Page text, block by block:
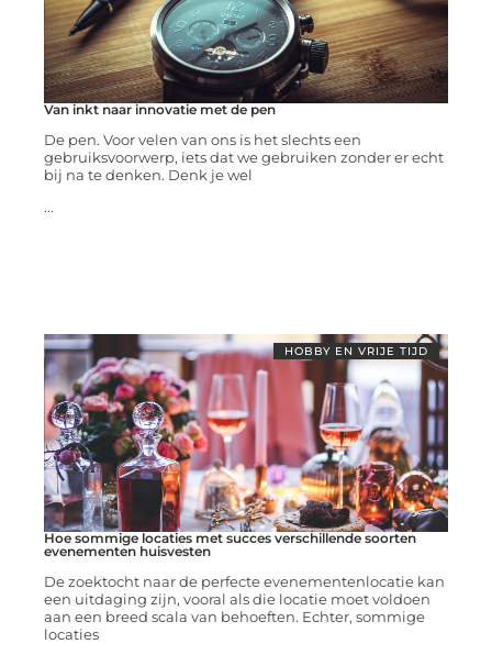
Van inkt naar innovatie met de pen
De pen. Voor velen van ons is het slechts een
gebruiksvoorwerp, iets dat we gebruiken zonder er echt
bij na te denken. Denk je wel
...
HOBBY EN VRIJE TIJD
Hoe sommige locaties met succes verschillende soorten
evenementen huisvesten
De zoektocht naar de perfecte evenementenlocatie kan
een uitdaging zijn, vooral als die locatie moet voldoen
aan een breed scala van behoeften. Echter, sommige
locaties